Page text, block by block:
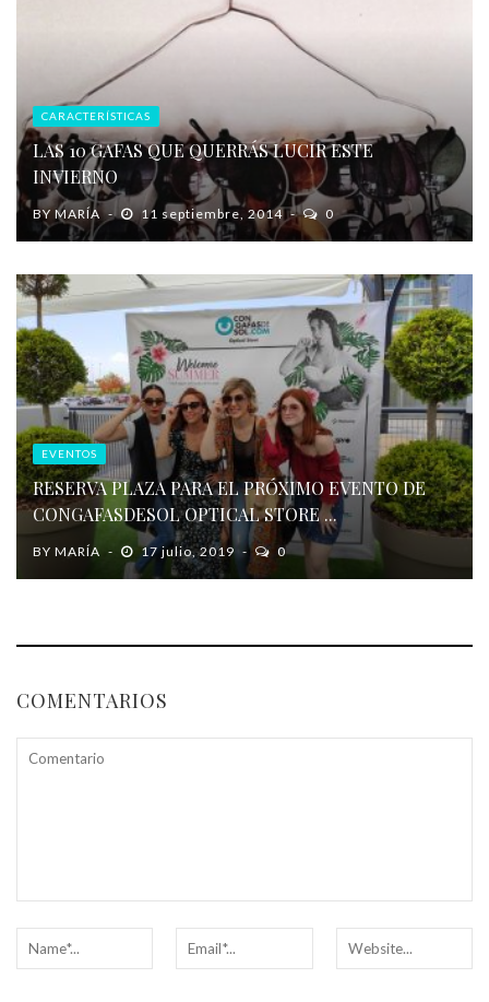
CARACTERÍSTICAS
LAS 10 GAFAS QUE QUERRÁS LUCIR ESTE
INVIERNO
BY MARÍA 11 septiembre, 2014 0
EVENTOS
RESERVA PLAZA PARA EL PRÓXIMO EVENTO DE
CONGAFASDESOL OPTICAL STORE ...
BY MARÍA 17 julio, 2019 0
COMENTARIOS